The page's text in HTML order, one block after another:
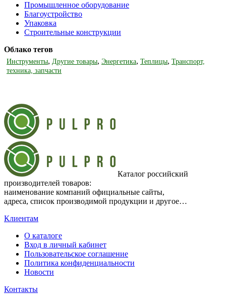
Промышленное оборудование
Благоустройство
Упаковка
Строительные конструкции
Облако тегов
Инструменты, Другие товары, Энергетика, Теплицы, Транспорт,
техника, запчасти
Каталог российский
производителей товаров:
наименование компаний официальные сайты,
адреса, список производимой продукции и другое…
Клиентам
О каталоге
Вход в личный кабинет
Пользовательское соглашение
Политика конфиденциальности
Новости
Контакты